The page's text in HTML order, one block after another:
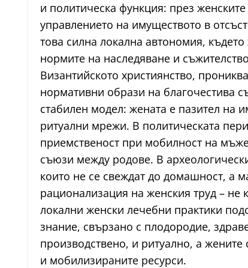
и политическа функция: през
управлението на имуществото в
това силна локална автономия,
нормите на наследяване и
Византийското християнство,
нормативни образи на благочестива
стабилен модел: жената е пазител на
ритуални мрежи. В политическата
приемственост при мобилност на
съюзи между родове. В
които не се свеждат до домашност, а
рационализация на женския труд – не
локални женски лечебни практики
знание, свързано с плодородие,
производствено, и ритуално, а
и мобилизираните ресурси.